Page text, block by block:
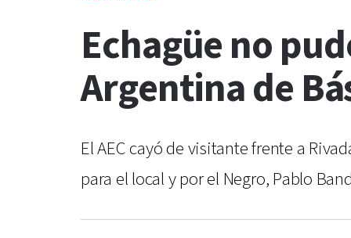
Echagüe no
Argentina de
El AEC cayó de visitante frente a
para el local y por el Negro, Pablo